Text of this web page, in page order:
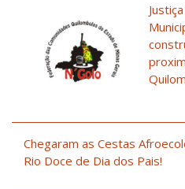
Chegaram as Cestas
Rio Doce de Dia dos Pais!